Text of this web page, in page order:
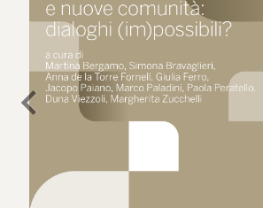
chevron_left